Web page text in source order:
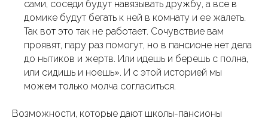
сами, соседи будут навязывать дружбу, а все в
домике будут бегать к ней в комнату и ее жалеть.
Так вот это так не работает. Сочувствие вам
проявят, пару раз помогут, но в пансионе нет дела
до нытиков и жертв. Или идешь и берешь с полна,
или сидишь и ноешь». И с этой историей мы
можем только молча согласиться.
Возможности, которые дают школы-пансионы